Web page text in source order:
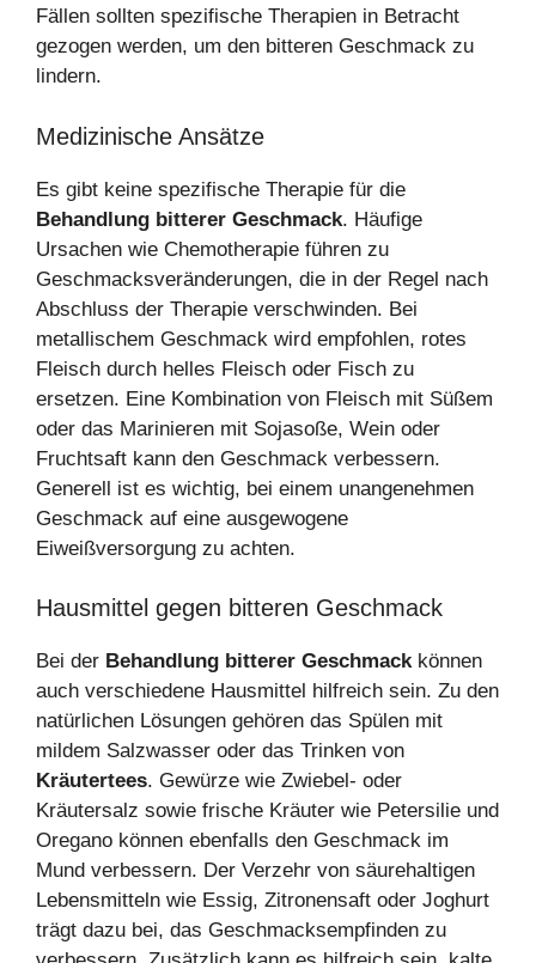
Fällen sollten spezifische Therapien in Betracht
gezogen werden, um den bitteren Geschmack zu
lindern.
Medizinische Ansätze
Es gibt keine spezifische Therapie für die
Behandlung bitterer Geschmack. Häufige
Ursachen wie Chemotherapie führen zu
Geschmacksveränderungen, die in der Regel nach
Abschluss der Therapie verschwinden. Bei
metallischem Geschmack wird empfohlen, rotes
Fleisch durch helles Fleisch oder Fisch zu
ersetzen. Eine Kombination von Fleisch mit Süßem
oder das Marinieren mit Sojasoße, Wein oder
Fruchtsaft kann den Geschmack verbessern.
Generell ist es wichtig, bei einem unangenehmen
Geschmack auf eine ausgewogene
Eiweißversorgung zu achten.
Hausmittel gegen bitteren Geschmack
Bei der Behandlung bitterer Geschmackkönnen
auch verschiedene Hausmittel hilfreich sein. Zu den
natürlichen Lösungen gehören das Spülen mit
mildem Salzwasser oder das Trinken von
Kräutertees. Gewürze wie Zwiebel- oder
Kräutersalz sowie frische Kräuter wie Petersilie und
Oregano können ebenfalls den Geschmack im
Mund verbessern. Der Verzehr von säurehaltigen
Lebensmitteln wie Essig, Zitronensaft oder Joghurt
trägt dazu bei, das Geschmacksempfinden zu